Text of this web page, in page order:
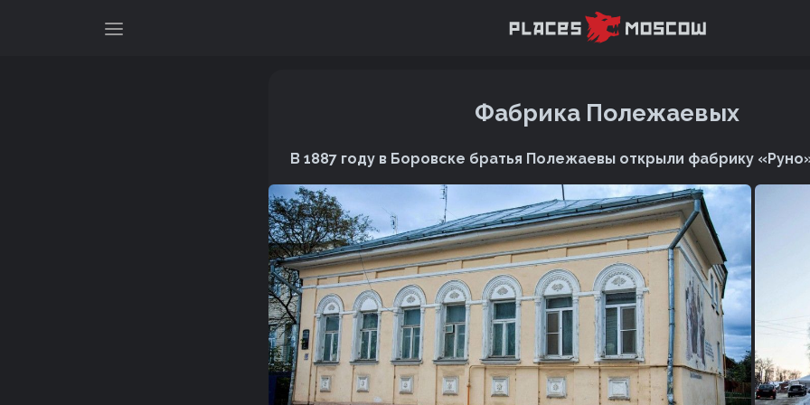
Фабрика Полежаевых
В 1887 году в Боровске братья Полежаевы открыли фабрику